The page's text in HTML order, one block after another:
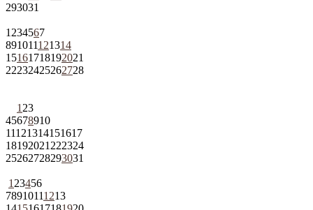
293031
1 234567
891011121314
15161718192021
22232425262728
1 23
45678910
11121314151617
18192021 222324
25262728293031
1 23456
78910111213